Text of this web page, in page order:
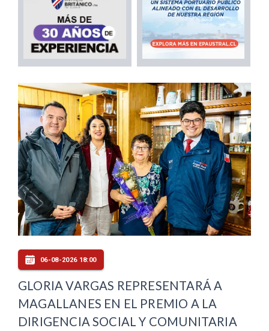
06-08-2026 18:00
GLORIA VARGAS REPRESENTARÁ A
MAGALLANES EN EL PREMIO A LA
DIRIGENCIA SOCIAL Y COMUNITARIA